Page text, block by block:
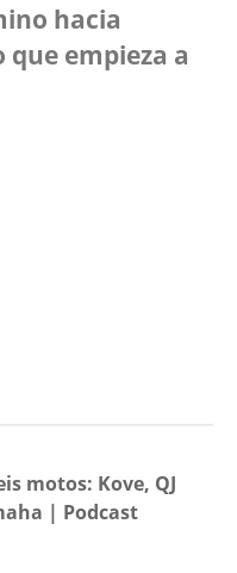
hacia
que empieza a
motos: Kove, QJ
| Podcast